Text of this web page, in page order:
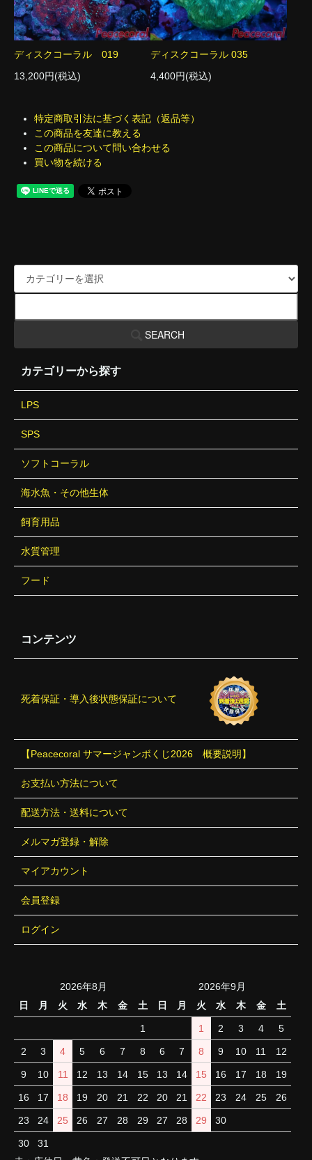
ディスクコーラル 019
13,200円(税込)
ディスクコーラル 035
4,400円(税込)
特定商取引法に基づく表記（返品等）
この商品を友達に教える
この商品について問い合わせる
買い物を続ける
SEARCH
カテゴリーから探す
LPS
SPS
ソフトコーラル
海水魚・その他生体
飼育用品
水質管理
フード
コンテンツ
死着保証・導入後状態保証について
【Peacecoral サマージャンボくじ2026 概要説明】
お支払い方法について
配送方法・送料について
メルマガ登録・解除
マイアカウント
会員登録
ログイン
2026年8月
日
月 火 水 木 金 土
1
2 3 4 5 6 7 8
9 10 11 12 13 14 15
16 17 18 19 20 21 22
23 24 25 26 27 28 29
30 31
2026年9月
日
月 火 水 木 金 土
1 2 3 4 5
6 7 8 9 10 11 12
13 14 15 16 17 18 19
20 21 22 23 24 25 26
27 28 29 30